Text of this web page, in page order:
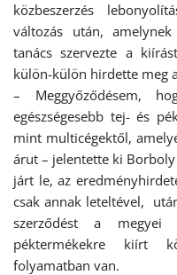
közbeszerzés
változás után,
tanács szervezte a
külön-külön hirdette meg
– Meggyőződésem,
egészségesebb tej- és
mint multicégektől,
árut – jelentette ki Borboly
járt le, az
csak annak leteltével,
szerződést a
péktermékekre kiírt
folyamatban van.